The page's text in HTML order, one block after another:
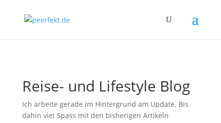
Reise- und Lifestyle Blog
Ich arbeite gerade im Hintergrund am Update. Bis
dahin viel Spass mit den bisherigen Artikeln